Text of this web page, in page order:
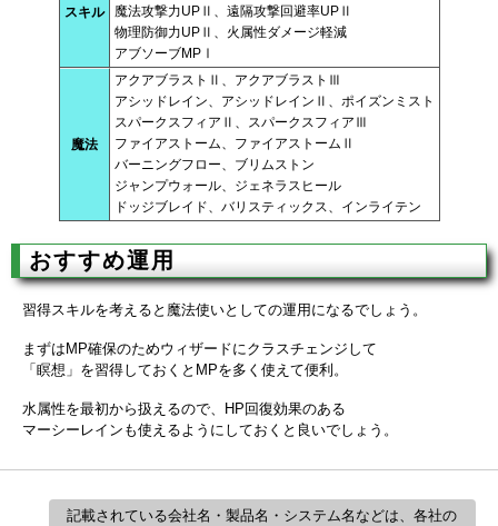
スキル
魔法攻撃力UPⅡ、遠隔攻撃回避率UPⅡ
物理防御力UPⅡ、火属性ダメージ軽減
アブソーブMPⅠ
魔法
アクアブラストⅡ、アクアブラストⅢ
アシッドレイン、アシッドレインⅡ、ポイズンミスト
スパークスフィアⅡ、スパークスフィアⅢ
ファイアストーム、ファイアストームⅡ
バーニングフロー、ブリムストン
ジャンプウォール、ジェネラスヒール
ドッジブレイド、バリスティックス、インライテン
おすすめ運用
習得スキルを考えると魔法使いとしての運用になるでしょう。
まずはMP確保のためウィザードにクラスチェンジして
「瞑想」を習得しておくとMPを多く使えて便利。
水属性を最初から扱えるので、HP回復効果のある
マーシーレインも使えるようにしておくと良いでしょう。
記載されている会社名・製品名・システム名などは、各社の